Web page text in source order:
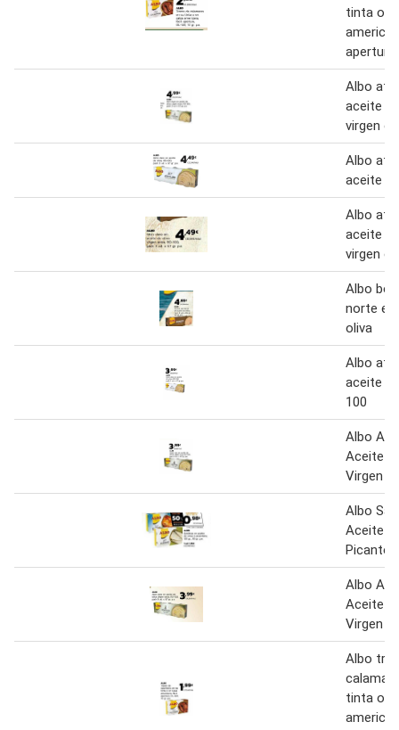
tinta o
apertura
Albo
aceite
virgen
Albo
aceite
Albo
aceite
virgen
Albo
norte en
oliva
Albo
aceite
100
Albo
Aceite
Virgen
Albo
Aceite
Albo
Aceite
Virgen
Albo
tinta o